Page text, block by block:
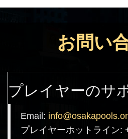
お問い
プレイヤーのサ
Email:
プレイヤーホットライン: